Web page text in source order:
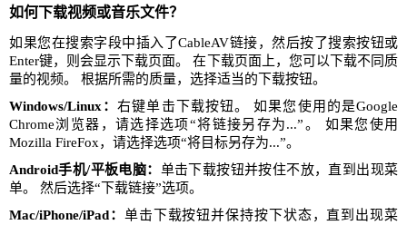
如何下载视频或音乐文件？
如果您在搜索字段中插入了CableAV链接，然后按了搜索按钮或
Enter键，则会显示下载页面。 在下载页面上，您可以下载不同质
量的视频。 根据所需的质量，选择适当的下载按钮。
Windows/Linux：右键单击下载按钮。 如果您使用的是Google
Chrome浏览器，请选择选项“将链接另存为...”。 如果您使用
Mozilla FireFox，请选择选项“将目标另存为...”。
Android手机/平板电脑： 单击下载按钮并按住不放，直到出现菜
单。 然后选择“下载链接”选项。
Mac/iPhone/iPad： 单击下载按钮并保持按下状态，直到出现菜